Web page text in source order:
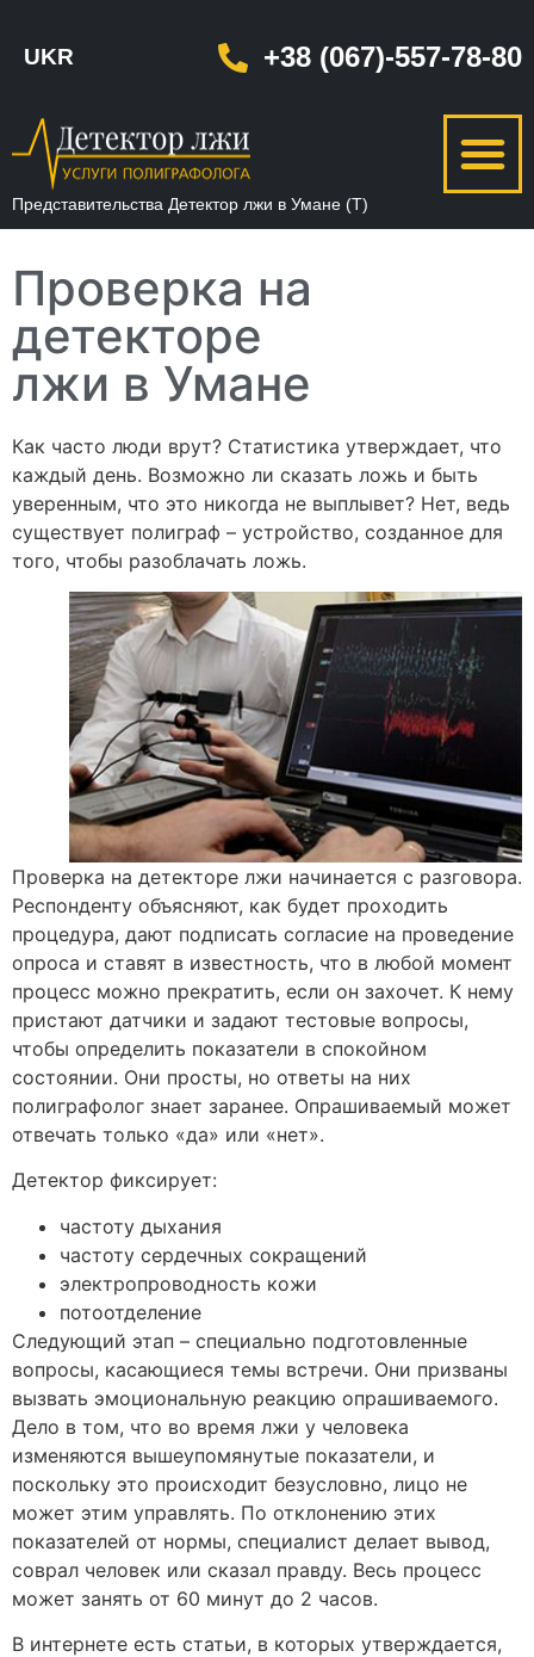
UKR +38 (067)-557-78-80
Представительства Детектор лжи в Умане (Т)
Проверка на
детекторе
лжи в Умане
Как часто люди врут? Статистика утверждает, что
каждый день. Возможно ли сказать ложь и быть
уверенным, что это никогда не выплывет? Нет, ведь
существует полиграф – устройство, созданное для
того, чтобы разоблачать ложь.
Проверка на детекторе лжи начинается с разговора.
Респонденту объясняют, как будет проходить
процедура, дают подписать согласие на проведение
опроса и ставят в известность, что в любой момент
процесс можно прекратить, если он захочет. К нему
пристают датчики и задают тестовые вопросы,
чтобы определить показатели в спокойном
состоянии. Они просты, но ответы на них
полиграфолог знает заранее. Опрашиваемый может
отвечать только «да» или «нет».
Детектор фиксирует:
частоту дыхания
частоту сердечных сокращений
электропроводность кожи
потоотделение
Следующий этап – специально подготовленные
вопросы, касающиеся темы встречи. Они призваны
вызвать эмоциональную реакцию опрашиваемого.
Дело в том, что во время лжи у человека
изменяются вышеупомянутые показатели, и
поскольку это происходит безусловно, лицо не
может этим управлять. По отклонению этих
показателей от нормы, специалист делает вывод,
соврал человек или сказал правду. Весь процесс
может занять от 60 минут до 2 часов.
В интернете есть статьи, в которых утверждается,